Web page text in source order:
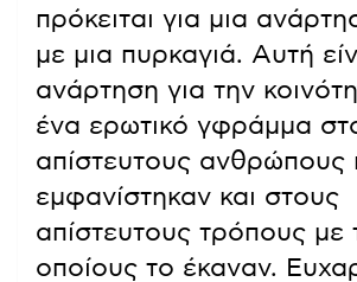
πρόκειται για μια
με μια πυρκαγιά. Αυτή
ανάρτηση για την
ένα ερωτικό γφράμμα
απίστευτους ανθρώπους
εμφανίστηκαν και στους
απίστευτους τρόπους με
οποίους το έκαναν.